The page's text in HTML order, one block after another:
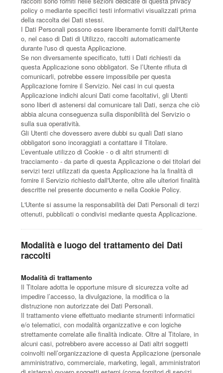
policy o mediante specifici testi informativi visualizzati prima
della raccolta dei Dati stessi.
I Dati Personali possono essere liberamente forniti dall'Utente
o, nel caso di Dati di Utilizzo, raccolti automaticamente
durante l'uso di questa Applicazione.
Se non diversamente specificato, tutti i Dati richiesti da
questa Applicazione sono obbligatori. Se l’Utente rifiuta di
comunicarli, potrebbe essere impossibile per questa
Applicazione fornire il Servizio. Nei casi in cui questa
Applicazione indichi alcuni Dati come facoltativi, gli Utenti
sono liberi di astenersi dal comunicare tali Dati, senza che ciò
abbia alcuna conseguenza sulla disponibilità del Servizio o
sulla sua operatività.
Gli Utenti che dovessero avere dubbi su quali Dati siano
obbligatori sono incoraggiati a contattare il Titolare.
L’eventuale utilizzo di Cookie - o di altri strumenti di
tracciamento - da parte di questa Applicazione o dei titolari dei
servizi terzi utilizzati da questa Applicazione ha la finalità di
fornire il Servizio richiesto dall'Utente, oltre alle ulteriori finalità
descritte nel presente documento e nella Cookie Policy.
L'Utente si assume la responsabilità dei Dati Personali di terzi
ottenuti, pubblicati o condivisi mediante questa Applicazione.
Modalità e luogo del trattamento dei Dati
raccolti
Modalità di trattamento
Il Titolare adotta le opportune misure di sicurezza volte ad
impedire l’accesso, la divulgazione, la modifica o la
distruzione non autorizzate dei Dati Personali.
Il trattamento viene effettuato mediante strumenti informatici
e/o telematici, con modalità organizzative e con logiche
strettamente correlate alle finalità indicate. Oltre al Titolare, in
alcuni casi, potrebbero avere accesso ai Dati altri soggetti
coinvolti nell’organizzazione di questa Applicazione (personale
amministrativo, commerciale, marketing, legali, amministratori